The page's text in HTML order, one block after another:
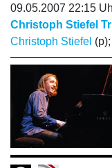
09.05.2007 22:15
Christoph Stiefel
Christoph Stiefel (p);